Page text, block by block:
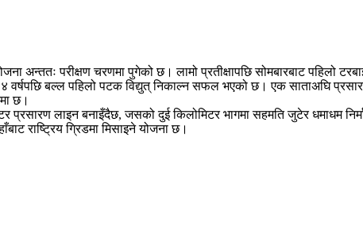
अन्ततः परीक्षण चरणमा पुगेको छ। लामो प्रतीक्षापछि सोमबारबाट पहिलो
वर्षपछि बल्ल पहिलो पटक विद्युत् निकाल्न सफल भएको छ। एक साताअघि
छ।
लाइन बनाइँदैछ, जसको दुई किलोमिटर भागमा सहमति जुटेर धमाधम
राष्ट्रिय ग्रिडमा मिसाइने योजना छ।